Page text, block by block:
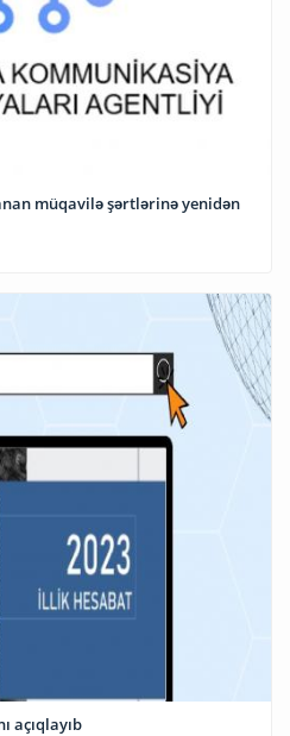
müqavilə şərtlərinə yenidən
açıqlayıb